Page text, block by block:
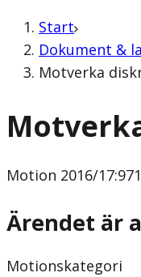
Start
Dokument &
Motverka
Motion 2016/
Ärendet är
Motionskategori